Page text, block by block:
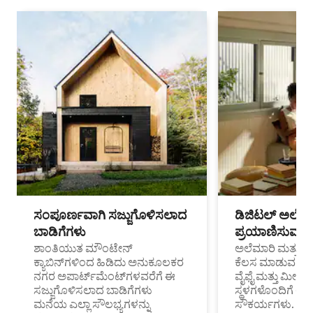
ಸಂಪೂರ್ಣವಾಗಿ ಸಜ್ಜುಗೊಳಿಸಲಾದ
ಬಾಡಿಗೆಗಳು
ಶಾಂತಿಯುತ ಮೌಂಟೇನ್
ಕ್ಯಾಬಿನ್‌ಗಳಿಂದ ಹಿಡಿದು ಅನುಕೂಲಕರ
ನಗರ ಅಪಾರ್ಟ್‌ಮೆಂಟ್‌ಗಳವರೆಗೆ ಈ
ಸಜ್ಜುಗೊಳಿಸಲಾದ ಬಾಡಿಗೆಗಳು
ಮನೆಯ ಎಲ್ಲಾ ಸೌಲಭ್ಯಗಳನ್ನು
ಡಿಜಿಟಲ್
ಪ್ರಯಾಣಿಸುವ
ಅಲೆಮಾರಿ ಮತ್ತು
ಕೆಲಸ ಮಾಡುವ
ವೈಫೈ ಮತ್ತು
ಸ್ಥಳಗಳೊಂದಿಗೆ
ಸೌಕರ್ಯಗಳು.